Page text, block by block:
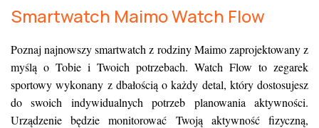
Smartwatch Maimo Watch Flow
Poznaj najnowszy smartwatch z rodziny Maimo zaprojektowany z
myślą o Tobie i Twoich potrzebach. Watch Flow to zegarek
sportowy wykonany z dbałością o każdy detal, który dostosujesz
do swoich indywidualnych potrzeb planowania aktywności.
Urządzenie będzie monitorować Twoją aktywność fizyczną,